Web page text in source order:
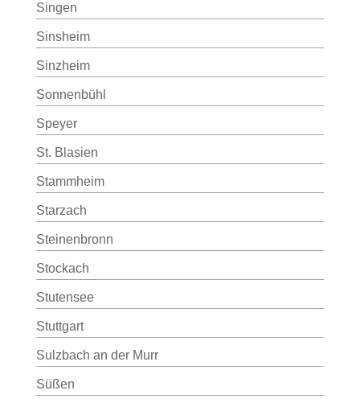
Singen
Sinsheim
Sinzheim
Sonnenbühl
Speyer
St. Blasien
Stammheim
Starzach
Steinenbronn
Stockach
Stutensee
Stuttgart
Sulzbach an der Murr
Süßen